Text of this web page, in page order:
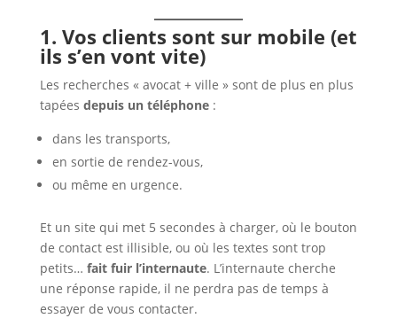
1. Vos clients sont sur mobile (et
ils s’en vont vite)
Les recherches « avocat + ville » sont de plus en plus
tapées depuis un téléphone:
dans les transports,
en sortie de rendez-vous,
ou même en urgence.
Et un site qui met 5 secondes à charger, où le bouton
de contact est illisible, ou où les textes sont trop
petits… fait fuir l’internaute. L’internaute cherche
une réponse rapide, il ne perdra pas de temps à
essayer de vous contacter.